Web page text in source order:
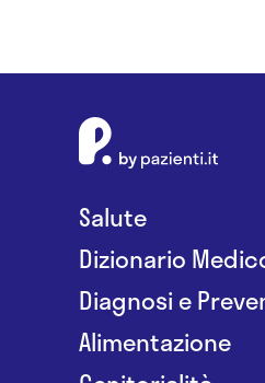
Salute
Dizionario
Diagnosi e
Alimentazione